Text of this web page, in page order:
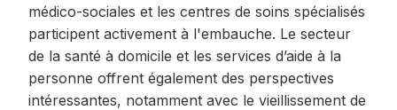
médico-sociales et les centres de soins spécialisés
participent activement à l'embauche. Le secteur
de la santé à domicile et les services d’aide à la
personne offrent également des perspectives
intéressantes, notamment avec le vieillissement de